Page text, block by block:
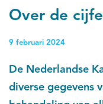
Cijfers
Thema's
Over
Over de
9 februari 2024
De Nederlandse
diverse gegevens